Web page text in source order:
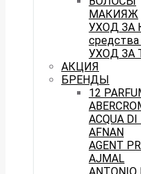
МАКИЯЖ
УХОД ЗА
средства
УХОД ЗА
АКЦИЯ
БРЕНДЫ
12
ACQUA
AFNAN
AGENT
AJMAL